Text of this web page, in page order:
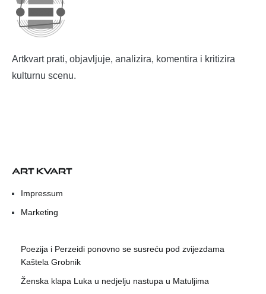
Artkvart prati, objavljuje, analizira, komentira i kritizira
kulturnu scenu.
ART KVART
Impressum
Marketing
Poezija i Perzeidi ponovno se susreću pod zvijezdama
Kaštela Grobnik
Ženska klapa Luka u nedjelju nastupa u Matuljima